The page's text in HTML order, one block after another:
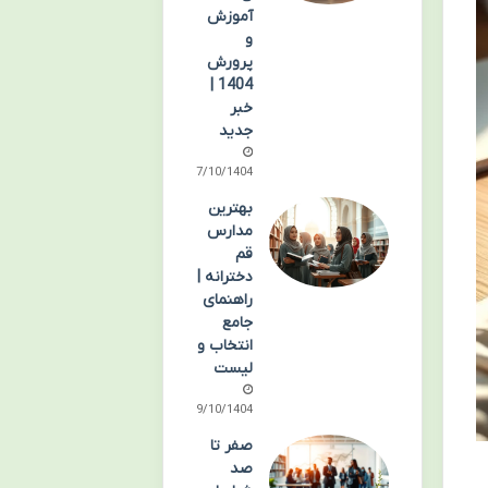
آموزش
و
پرورش
1404 |
خبر
جدید
07/10/1404
بهترین
مدارس
قم
دخترانه |
راهنمای
جامع
انتخاب و
لیست
09/10/1404
صفر تا
صد